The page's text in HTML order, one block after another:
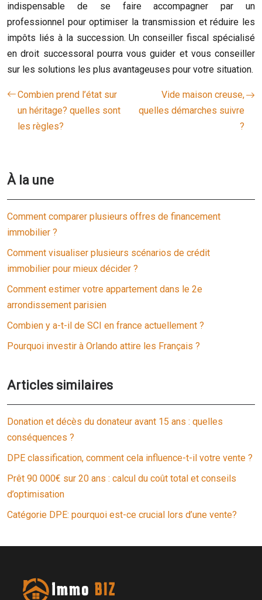
indispensable de se faire accompagner par un
professionnel pour optimiser la transmission et réduire les
impôts liés à la succession. Un conseiller fiscal spécialisé
en droit successoral pourra vous guider et vous conseiller
sur les solutions les plus avantageuses pour votre situation.
Combien prend l’état sur
un héritage? quelles sont
les règles?
Vide maison creuse,
quelles démarches suivre
?
À la une
Comment comparer plusieurs offres de financement
immobilier ?
Comment visualiser plusieurs scénarios de crédit
immobilier pour mieux décider ?
Comment estimer votre appartement dans le 2e
arrondissement parisien
Combien y a-t-il de SCI en france actuellement ?
Pourquoi investir à Orlando attire les Français ?
Articles similaires
Donation et décès du donateur avant 15 ans : quelles
conséquences ?
DPE classification, comment cela influence-t-il votre vente ?
Prêt 90 000€ sur 20 ans : calcul du coût total et conseils
d’optimisation
Catégorie DPE: pourquoi est-ce crucial lors d’une vente?